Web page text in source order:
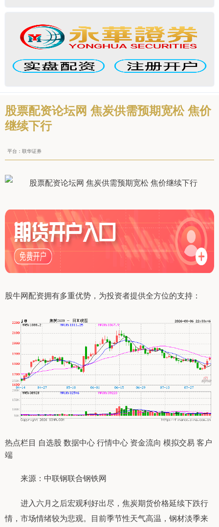
股票配资论坛网 焦炭供需预期宽松 焦价
继续下行
平台：联华证券
股牛网配资拥有多重优势，为投资者提供全方位的支持：
热点栏目 自选股 数据中心 行情中心 资金流向 模拟交易 客户
端
来源：中联钢联合钢铁网
进入六月之后宏观利好出尽，焦炭期货价格延续下跌行
情，市场情绪较为悲观。目前季节性天气高温，钢材淡季来